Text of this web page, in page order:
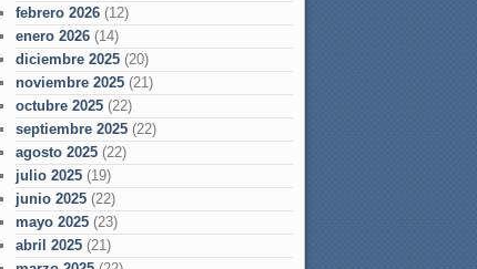
febrero 2026 (12)
enero 2026 (14)
diciembre 2025 (20)
noviembre 2025 (21)
octubre 2025 (22)
septiembre 2025 (22)
agosto 2025 (22)
julio 2025 (19)
junio 2025 (22)
mayo 2025 (23)
abril 2025 (21)